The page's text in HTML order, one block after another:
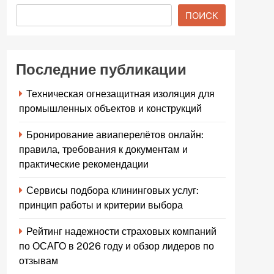
ПОИСК
Последние публикации
Техническая огнезащитная изоляция для
промышленных объектов и конструкций
Бронирование авиаперелётов онлайн:
правила, требования к документам и
практические рекомендации
Сервисы подбора клининговых услуг:
принцип работы и критерии выбора
Рейтинг надежности страховых компаний
по ОСАГО в 2026 году и обзор лидеров по
отзывам